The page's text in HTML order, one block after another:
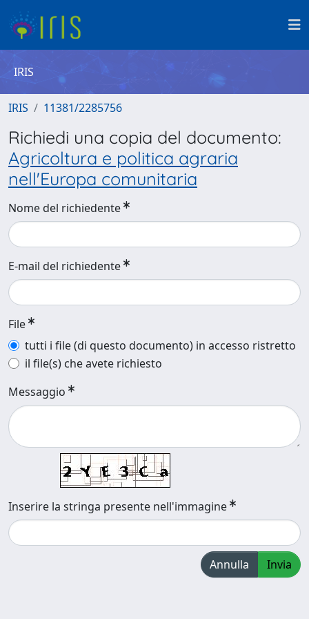
IRIS
IRIS 11381/2285756
Richiedi una copia del documento:
Agricoltura e politica agraria
nell'Europa comunitaria
Nome del richiedente
E-mail del richiedente
File
tutti i file (di questo documento) in accesso ristretto
il file(s) che avete richiesto
Messaggio
Inserire la stringa presente nell'immagine
Annulla Invia